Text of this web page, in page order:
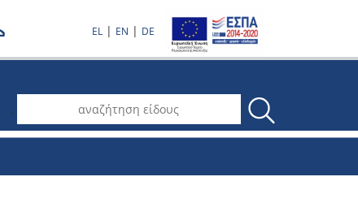
EL | EN | DE
.